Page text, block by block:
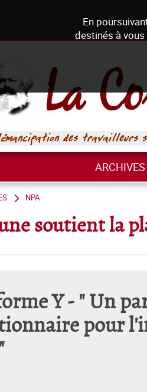
En
destinés à
ARCHIVES
NPA
soutient la
Y - " Un
pour